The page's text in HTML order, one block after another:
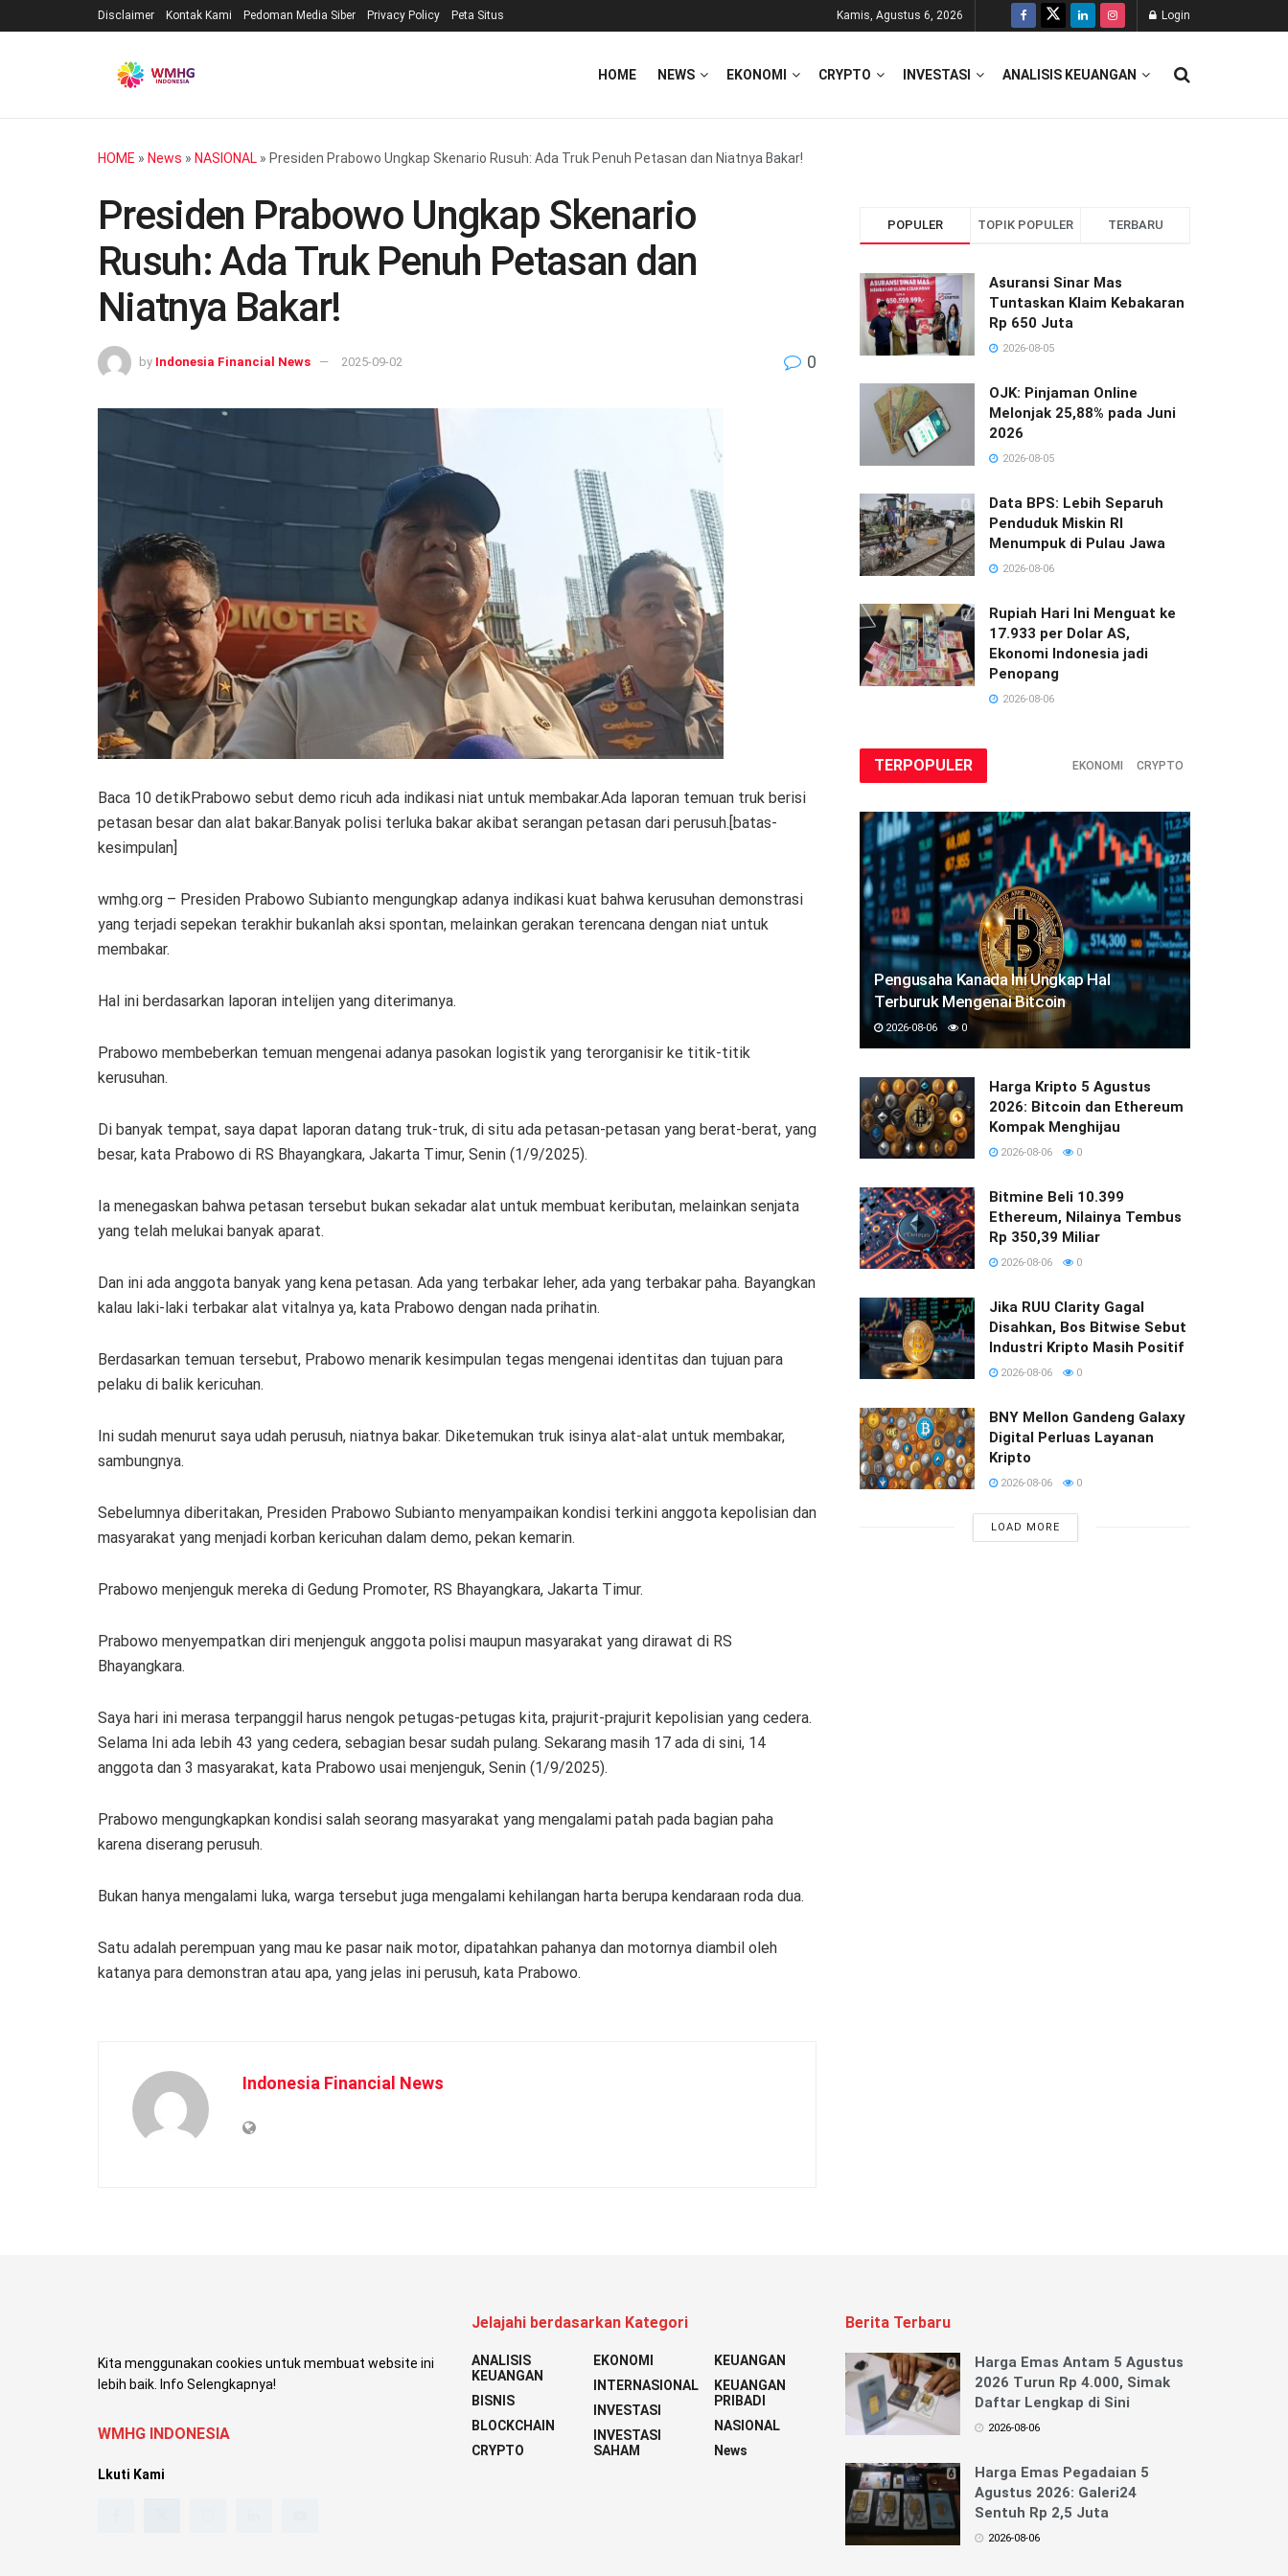
Disclaimer Kontak Kami Pedoman Media Siber Privacy Policy Peta Situs Kamis, Agustus 6, 2026 Login
HOME NEWS EKONOMI CRYPTO INVESTASI ANALISIS KEUANGAN
HOME » News » NASIONAL » Presiden Prabowo Ungkap Skenario Rusuh: Ada Truk Penuh Petasan dan Niatnya Bakar!
Presiden Prabowo Ungkap Skenario
Rusuh: Ada Truk Penuh Petasan dan
Niatnya Bakar!
by Indonesia Financial News 2025-09-02 0
Baca 10 detikPrabowo sebut demo ricuh ada indikasi niat untuk membakar.Ada laporan temuan truk berisi
petasan besar dan alat bakar.Banyak polisi terluka bakar akibat serangan petasan dari perusuh.[batas-
kesimpulan]
wmhg.org – Presiden Prabowo Subianto mengungkap adanya indikasi kuat bahwa kerusuhan demonstrasi
yang terjadi sepekan terakhir bukanlah aksi spontan, melainkan gerakan terencana dengan niat untuk
membakar.
Hal ini berdasarkan laporan intelijen yang diterimanya.
Prabowo membeberkan temuan mengenai adanya pasokan logistik yang terorganisir ke titik-titik
kerusuhan.
Di banyak tempat, saya dapat laporan datang truk-truk, di situ ada petasan-petasan yang berat-berat, yang
besar, kata Prabowo di RS Bhayangkara, Jakarta Timur, Senin (1/9/2025).
Ia menegaskan bahwa petasan tersebut bukan sekadar alat untuk membuat keributan, melainkan senjata
yang telah melukai banyak aparat.
Dan ini ada anggota banyak yang kena petasan. Ada yang terbakar leher, ada yang terbakar paha. Bayangkan
kalau laki-laki terbakar alat vitalnya ya, kata Prabowo dengan nada prihatin.
Berdasarkan temuan tersebut, Prabowo menarik kesimpulan tegas mengenai identitas dan tujuan para
pelaku di balik kericuhan.
Ini sudah menurut saya udah perusuh, niatnya bakar. Diketemukan truk isinya alat-alat untuk membakar,
sambungnya.
Sebelumnya diberitakan, Presiden Prabowo Subianto menyampaikan kondisi terkini anggota kepolisian dan
masyarakat yang menjadi korban kericuhan dalam demo, pekan kemarin.
Prabowo menjenguk mereka di Gedung Promoter, RS Bhayangkara, Jakarta Timur.
Prabowo menyempatkan diri menjenguk anggota polisi maupun masyarakat yang dirawat di RS
Bhayangkara.
Saya hari ini merasa terpanggil harus nengok petugas-petugas kita, prajurit-prajurit kepolisian yang cedera.
Selama Ini ada lebih 43 yang cedera, sebagian besar sudah pulang. Sekarang masih 17 ada di sini, 14
anggota dan 3 masyarakat, kata Prabowo usai menjenguk, Senin (1/9/2025).
Prabowo mengungkapkan kondisi salah seorang masyarakat yang mengalami patah pada bagian paha
karena diserang perusuh.
Bukan hanya mengalami luka, warga tersebut juga mengalami kehilangan harta berupa kendaraan roda dua.
Satu adalah perempuan yang mau ke pasar naik motor, dipatahkan pahanya dan motornya diambil oleh
katanya para demonstran atau apa, yang jelas ini perusuh, kata Prabowo.
Indonesia Financial News
POPULER TOPIK POPULER TERBARU
Asuransi Sinar Mas
Tuntaskan Klaim Kebakaran
Rp 650 Juta
2026-08-05
OJK: Pinjaman Online
Melonjak 25,88% pada Juni
2026
2026-08-05
Data BPS: Lebih Separuh
Penduduk Miskin RI
Menumpuk di Pulau Jawa
2026-08-06
Rupiah Hari Ini Menguat ke
17.933 per Dolar AS,
Ekonomi Indonesia jadi
Penopang
2026-08-06
TERPOPULER EKONOMI CRYPTO
Pengusaha Kanada Ini Ungkap Hal
Terburuk Mengenai Bitcoin
2026-08-06 0
Harga Kripto 5 Agustus
2026: Bitcoin dan Ethereum
Kompak Menghijau
2026-08-06 0
Bitmine Beli 10.399
Ethereum, Nilainya Tembus
Rp 350,39 Miliar
2026-08-06 0
Jika RUU Clarity Gagal
Disahkan, Bos Bitwise Sebut
Industri Kripto Masih Positif
2026-08-06 0
BNY Mellon Gandeng Galaxy
Digital Perluas Layanan
Kripto
2026-08-06 0
LOAD MORE
Kita menggunakan cookies untuk membuat website ini
lebih baik. Info Selengkapnya!
WMHG INDONESIA
Lkuti Kami
Jelajahi berdasarkan Kategori
ANALISIS
KEUANGAN
BISNIS
BLOCKCHAIN
CRYPTO
EKONOMI
INTERNASIONAL
INVESTASI
INVESTASI
SAHAM
KEUANGAN
KEUANGAN
PRIBADI
NASIONAL
News
Berita Terbaru
Harga Emas Antam 5 Agustus
2026 Turun Rp 4.000, Simak
Daftar Lengkap di Sini
2026-08-06
Harga Emas Pegadaian 5
Agustus 2026: Galeri24
Sentuh Rp 2,5 Juta
2026-08-06